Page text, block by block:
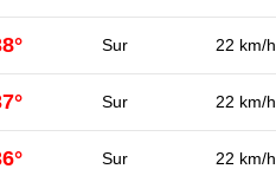
Sur 22 km/h
Sur 22 km/h
Sur 22 km/h